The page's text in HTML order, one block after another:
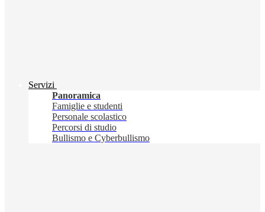
Servizi
Panoramica
Famiglie e studenti
Personale scolastico
Percorsi di studio
Bullismo e Cyberbullismo